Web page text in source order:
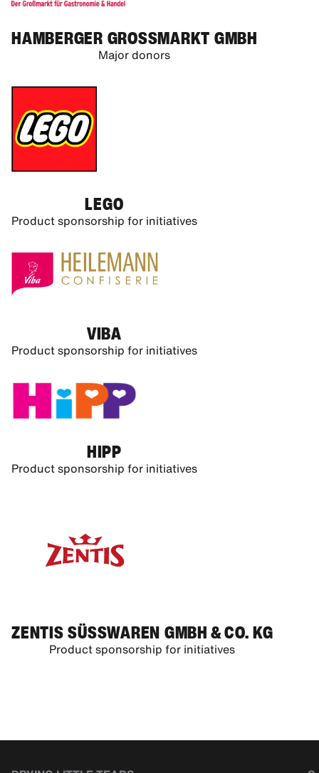
HAMBERGER GROSSMARKT GMBH
Major donors
LEGO
Product sponsorship for initiatives
VIBA
Product sponsorship for initiatives
HIPP
Product sponsorship for initiatives
ZENTIS SÜSSWAREN GMBH & CO. KG
Product sponsorship for initiatives